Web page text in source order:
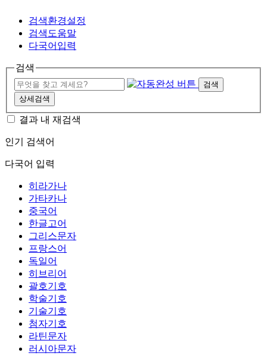
검색환경설정
검색도움말
다국어입력
검색
검색
상세검색
결과 내 재검색
인기 검색어
다국어 입력
히라가나
가타카나
중국어
한글고어
그리스문자
프랑스어
독일어
히브리어
괄호기호
학술기호
기술기호
첨자기호
라틴문자
러시아문자